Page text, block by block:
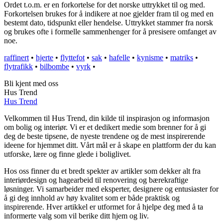
Ordet t.o.m. er en forkortelse for det norske uttrykket til og med.
Forkortelsen brukes for å indikere at noe gjelder fram til og med en
bestemt dato, tidspunkt eller hendelse. Uttrykket stammer fra norsk
og brukes ofte i formelle sammenhenger for å presisere omfanget av
noe.
raffinert • hjerte • flyttefot • sak • hafelle • kynisme • matriks •
flytrafikk • bilbombe • vyrk •
Bli kjent med oss
Hus Trend
Hus Trend
Velkommen til Hus Trend, din kilde til inspirasjon og informasjon
om bolig og interiør. Vi er et dedikert medie som brenner for å gi
deg de beste tipsene, de nyeste trendene og de mest inspirerende
ideene for hjemmet ditt. Vårt mål er å skape en plattform der du kan
utforske, lære og finne glede i boliglivet.
Hos oss finner du et bredt spekter av artikler som dekker alt fra
interiørdesign og hagearbeid til renovering og bærekraftige
løsninger. Vi samarbeider med eksperter, designere og entusiaster for
å gi deg innhold av høy kvalitet som er både praktisk og
inspirerende. Hver artikkel er utformet for å hjelpe deg med å ta
informerte valg som vil berike ditt hjem og liv.